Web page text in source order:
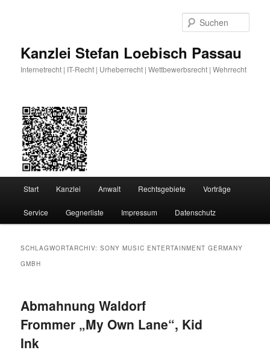
Kanzlei Stefan Loebisch Passau
Internetrecht | IT-Recht | Urheberrecht | Wettbewerbsrecht | Wehrrecht
Start Kanzlei Anwalt Rechtsgebiete Vorträge
Service Gegnerliste Impressum Datenschutz
SCHLAGWORTARCHIV:SONY MUSIC ENTERTAINMENT GERMANY
GMBH
Abmahnung Waldorf
Frommer „My Own Lane“, Kid
Ink